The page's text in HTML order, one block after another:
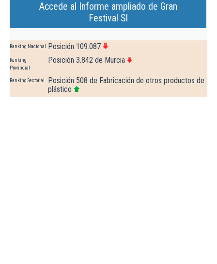
Accede al Informe ampliado de Gran
Festival Sl
Ranking Nacional Posición 109.087
Ranking
Provincial
Posición 3.842 de Murcia
Ranking Sectorial
Posición 508 de Fabricación de otros productos de
plástico